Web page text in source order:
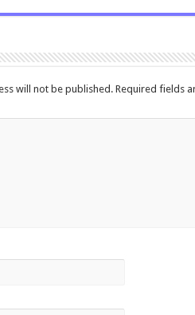
will not be published. Required fields